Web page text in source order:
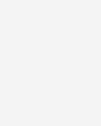
g/km; CO2-